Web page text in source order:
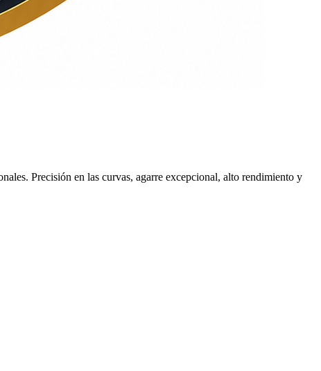
Precisión en las curvas, agarre excepcional, alto rendimiento y